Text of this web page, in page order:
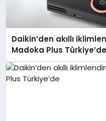
Daikin’den akıllı
Madoka Plus Türkiye’de